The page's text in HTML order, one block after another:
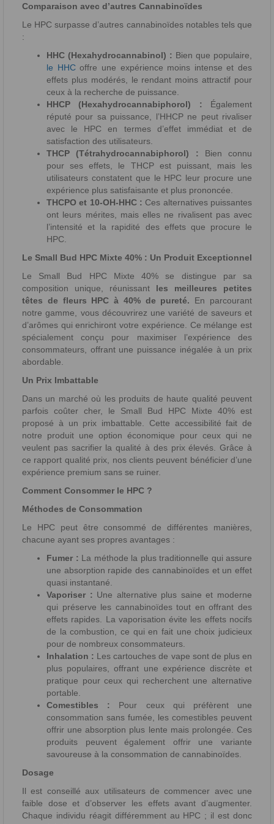
Comparaison avec d’autres Cannabinoïdes
Le HPC surpasse d’autres cannabinoïdes notables tels que
:
HHC (Hexahydrocannabinol) : Bien que populaire,
le HHCoffre une expérience moins intense et des
effets plus modérés, le rendant moins attractif pour
ceux à la recherche de puissance.
HHCP (Hexahydrocannabiphorol) : Également
réputé pour sa puissance, l’HHCP ne peut rivaliser
avec le HPC en termes d’effet immédiat et de
satisfaction des utilisateurs.
THCP (Tétrahydrocannabiphorol) : Bien connu
pour ses effets, le THCP est puissant, mais les
utilisateurs constatent que le HPC leur procure une
expérience plus satisfaisante et plus prononcée.
THCPO et 10-OH-HHC : Ces alternatives puissantes
ont leurs mérites, mais elles ne rivalisent pas avec
l’intensité et la rapidité des effets que procure le
HPC.
Le Small Bud HPC Mixte 40% : Un Produit Exceptionnel
Le Small Bud HPC Mixte 40% se distingue par sa
composition unique, réunissant les meilleures petites
têtes de fleurs HPC à 40% de pureté. En parcourant
notre gamme, vous découvrirez une variété de saveurs et
d’arômes qui enrichiront votre expérience. Ce mélange est
spécialement conçu pour maximiser l’expérience des
consommateurs, offrant une puissance inégalée à un prix
abordable.
Un Prix Imbattable
Dans un marché où les produits de haute qualité peuvent
parfois coûter cher, le Small Bud HPC Mixte 40% est
proposé à un prix imbattable. Cette accessibilité fait de
notre produit une option économique pour ceux qui ne
veulent pas sacrifier la qualité à des prix élevés. Grâce à
ce rapport qualité prix, nos clients peuvent bénéficier d’une
expérience premium sans se ruiner.
Comment Consommer le HPC ?
Méthodes de Consommation
Le HPC peut être consommé de différentes manières,
chacune ayant ses propres avantages :
Fumer : La méthode la plus traditionnelle qui assure
une absorption rapide des cannabinoïdes et un effet
quasi instantané.
Vaporiser : Une alternative plus saine et moderne
qui préserve les cannabinoïdes tout en offrant des
effets rapides. La vaporisation évite les effets nocifs
de la combustion, ce qui en fait une choix judicieux
pour de nombreux consommateurs.
Inhalation : Les cartouches de vape sont de plus en
plus populaires, offrant une expérience discrète et
pratique pour ceux qui recherchent une alternative
portable.
Comestibles : Pour ceux qui préfèrent une
consommation sans fumée, les comestibles peuvent
offrir une absorption plus lente mais prolongée. Ces
produits peuvent également offrir une variante
savoureuse à la consommation de cannabinoïdes.
Dosage
Il est conseillé aux utilisateurs de commencer avec une
faible dose et d’observer les effets avant d’augmenter.
Chaque individu réagit différemment au HPC ; il est donc